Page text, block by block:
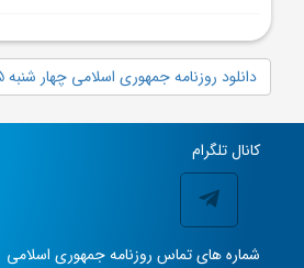
دانلود روزنامه جمهوری اسلامی چهار شنبه 1404/06/05 شماره 13167
کانال تلگرام
شماره های تماس روزنامه جمهوری اسلامی